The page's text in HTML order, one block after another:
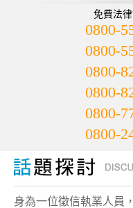
免費法
0800-
0800-
0800-
0800-
0800-
0800-
身為一位徵信執業人員